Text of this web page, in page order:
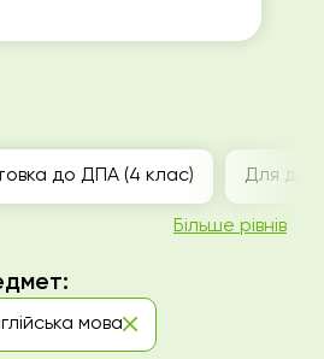
до ДПА (4 клас) Для
Більше рівнів
мова